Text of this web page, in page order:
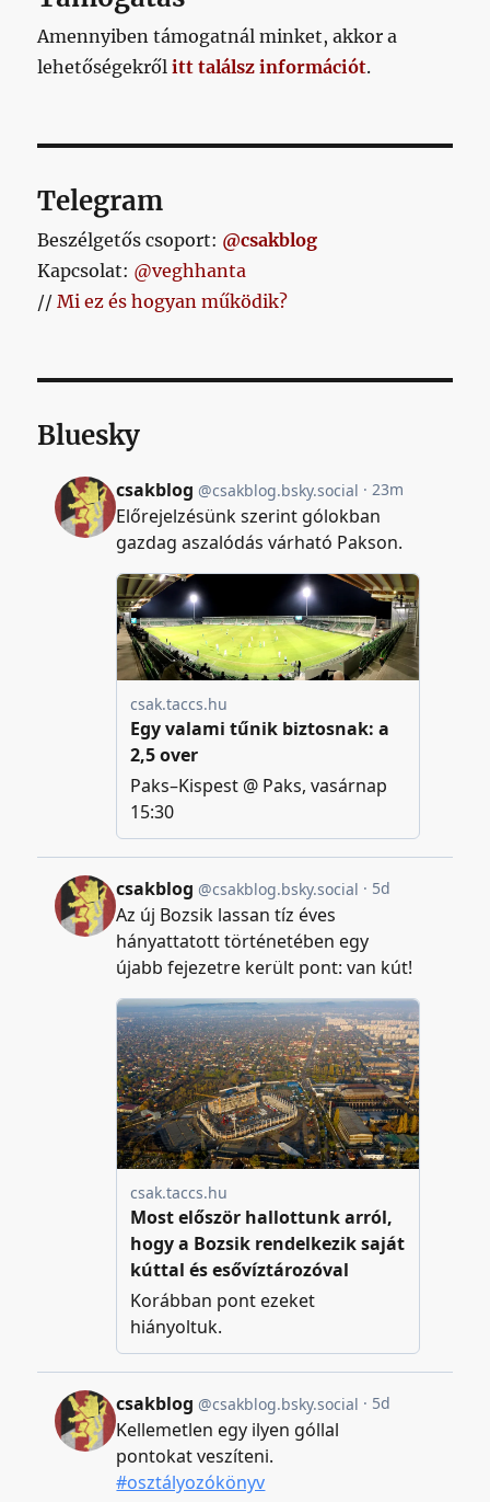
Amennyiben támogatnál minket, akkor a
lehetőségekrőlitt találsz információt.
Telegram
Beszélgetős csoport: @csakblog
Kapcsolat: @veghhanta
//Mi ez és hogyan működik?
Bluesky